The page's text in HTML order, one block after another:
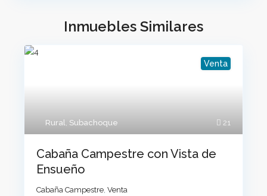
Inmuebles Similares
21
Rural, Subachoque
Venta
Cabaña Campestre con Vista de
Ensueño
Cabaña Campestre,Venta